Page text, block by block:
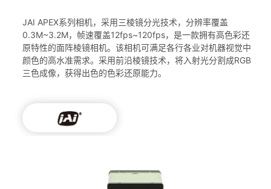
JAI APEX系列相机，采用三棱镜分光技术，分辨率覆盖
0.3M~3.2M，帧速覆盖12fps~120fps，是一款拥有高色彩还
原特性的面阵棱镜相机。该相机可满足各行各业对机器视觉中
颜色的高水准需求。采用前沿棱镜技术，将入射光分割成RGB
三色成像，获得出色的色彩还原能力。